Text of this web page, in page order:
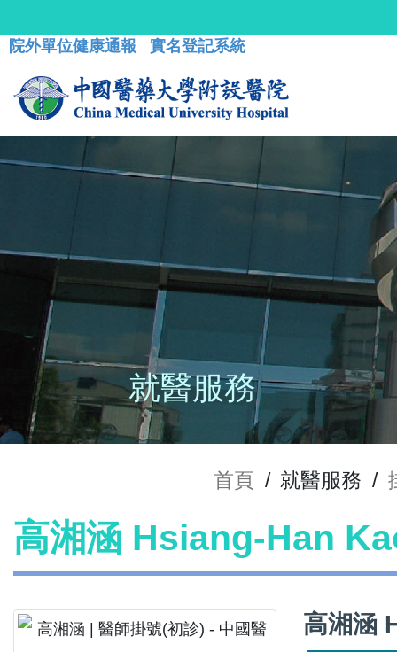
院外單位健康通報 實名登記系統
就醫服務
首頁 / 就醫服務 /
高湘涵 Hsiang-Han
高湘涵